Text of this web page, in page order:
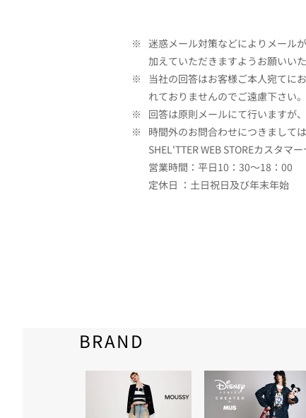
※ 迷惑メール対策などによりメール
加えていただきますようお願いいた
※
当社の回答はお客様ご本人宛てに
れておりませんのでご遠慮下さい。
※
回答は原則メールにて行いますが
※
時間外のお問合わせにつきまして
SHEL'TTER WEB STOREカスタマ
営業時間：平日10：30～18：00
定休日 ：土日祝日及び年末年始
BRAND